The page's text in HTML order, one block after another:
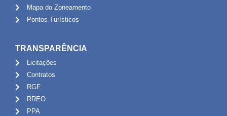
Mapa do Zoneamento
Pontos Turísticos
TRANSPARÊNCIA
Licitações
Contratos
RGF
RREO
PPA